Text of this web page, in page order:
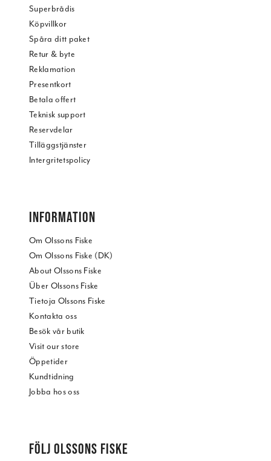
Superbrådis
Köpvillkor
Spåra ditt paket
Retur & byte
Reklamation
Presentkort
Betala offert
Teknisk support
Reservdelar
Tilläggstjänster
Intergritetspolicy
INFORMATION
Om Olssons Fiske
Om Olssons Fiske (DK)
About Olssons Fiske
Über Olssons Fiske
Tietoja Olssons Fiske
Kontakta oss
Besök vår butik
Visit our store
Öppetider
Kundtidning
Jobba hos oss
FÖLJ OLSSONS FISKE